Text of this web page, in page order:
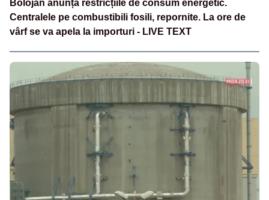
Bolojan anunță restricțiile de consum energetic.
Centralele pe combustibili fosili, repornite. La ore de
vârf se va apela la importuri - LIVE TEXT